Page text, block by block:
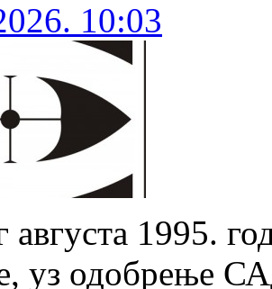
10:03
августа 1995.
уз одобрење